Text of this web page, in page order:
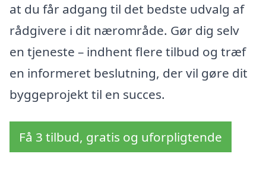
at du får adgang til det bedste udvalg af
rådgivere i dit nærområde. Gør dig selv
en tjeneste – indhent flere tilbud og træf
en informeret beslutning, der vil gøre dit
byggeprojekt til en succes.
Få 3 tilbud, gratis og uforpligtende